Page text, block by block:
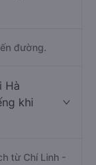
đường.
Hà
khi
từ Chí Linh -